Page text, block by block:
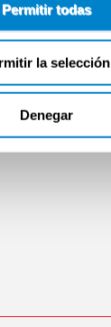
Permitir todas
la selección
Denegar